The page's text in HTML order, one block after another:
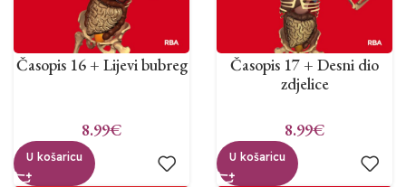
Časopis 16 + Lijevi bubreg
8.99€
U košaricu
Časopis 17 + Desni dio
zdjelice
8.99€
U košaricu